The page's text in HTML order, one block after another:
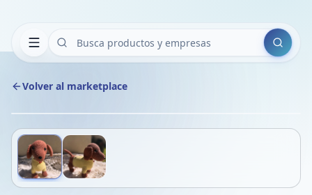
Buscar
Volver al marketplace
1/2